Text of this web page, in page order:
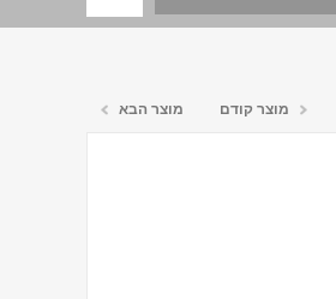
מוצר קודם מוצר הבא